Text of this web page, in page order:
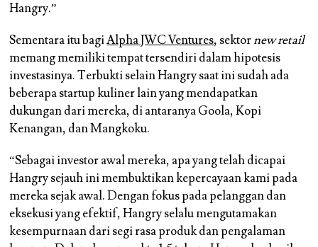
Hangry.”
Sementara itu bagiAlpha JWC Ventures, sektornew retail
memang memiliki tempat tersendiri dalam hipotesis
investasinya. Terbukti selain Hangry saat ini sudah ada
beberapa startup kuliner lain yang mendapatkan
dukungan dari mereka, di antaranya Goola, Kopi
Kenangan, dan Mangkoku.
“Sebagai investor awal mereka, apa yang telah dicapai
Hangry sejauh ini membuktikan kepercayaan kami pada
mereka sejak awal. Dengan fokus pada pelanggan dan
eksekusi yang efektif, Hangry selalu mengutamakan
kesempurnaan dari segi rasa produk dan pengalaman